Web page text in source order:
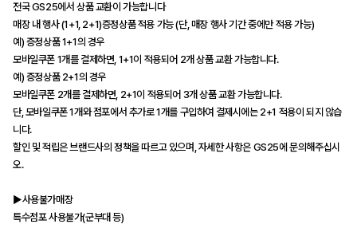
전국 GS25에서 상품 교환이 가능합니다
매장 내 행사 (1+1, 2+1)증정상품 적용 가능 (단, 매장 행사 기간 중에만 적용 가능)
예) 증정상품 1+1의 경우
모바일쿠폰 1개를 결제하면, 1+1이 적용되어 2개 상품 교환 가능합니다.
예) 증정상품 2+1의 경우
모바일쿠폰 2개를 결제하면, 2+1이 적용되어 3개 상품 교환 가능합니다.
단, 모바일쿠폰 1개와 점포에서 추가로 1개를 구입하여 결제시에는 2+1 적용이 되지 않습
니다.
할인 및 적립은 브랜드사의 정책을 따르고 있으며, 자세한 사항은 GS25에 문의해주십시
오.
▶사용불가매장
특수점포 사용불가(군부대 등)